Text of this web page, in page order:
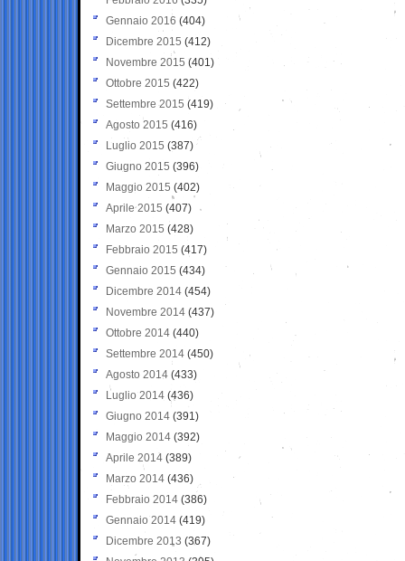
Gennaio 2016 (404)
Dicembre 2015 (412)
Novembre 2015 (401)
Ottobre 2015 (422)
Settembre 2015 (419)
Agosto 2015 (416)
Luglio 2015 (387)
Giugno 2015 (396)
Maggio 2015 (402)
Aprile 2015 (407)
Marzo 2015 (428)
Febbraio 2015 (417)
Gennaio 2015 (434)
Dicembre 2014 (454)
Novembre 2014 (437)
Ottobre 2014 (440)
Settembre 2014 (450)
Agosto 2014 (433)
Luglio 2014 (436)
Giugno 2014 (391)
Maggio 2014 (392)
Aprile 2014 (389)
Marzo 2014 (436)
Febbraio 2014 (386)
Gennaio 2014 (419)
Dicembre 2013 (367)